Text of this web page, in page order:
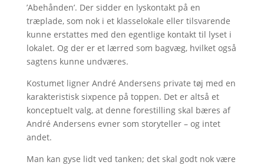
’Abehånden’. Der sidder en lyskontakt på en
træplade, som nok i et klasselokale eller tilsvarende
kunne erstattes med den egentlige kontakt til lyset i
lokalet. Og der er et lærred som bagvæg, hvilket også
sagtens kunne undværes.
Kostumet ligner André Andersens private tøj med en
karakteristisk sixpence på toppen. Det er altså et
konceptuelt valg, at denne forestilling skal bæres af
André Andersens evner som storyteller – og intet
andet.
Man kan gyse lidt ved tanken; det skal godt nok være